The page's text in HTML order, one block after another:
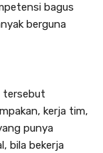
bagus
berguna
tersebut
kerja tim,
punya
bila bekerja